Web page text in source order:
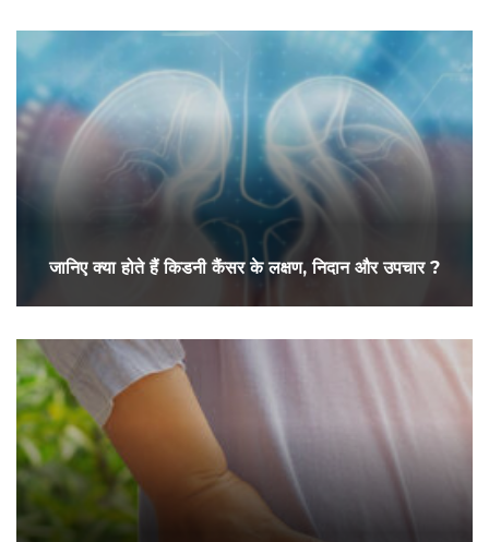
जानिए क्या होते हैं किडनी कैंसर के लक्षण, निदान और उपचार ?